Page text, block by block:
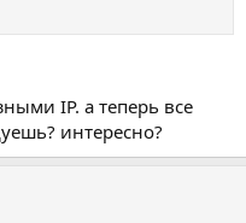
IP. а теперь все
интересно?